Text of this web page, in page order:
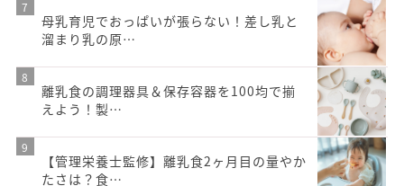
母乳育児でおっぱいが張らない！差し乳と
溜まり乳の原…
離乳食の調理器具＆保存容器を100均で揃
えよう！製…
【管理栄養士監修】離乳食2ヶ月目の量やか
たさは？食…